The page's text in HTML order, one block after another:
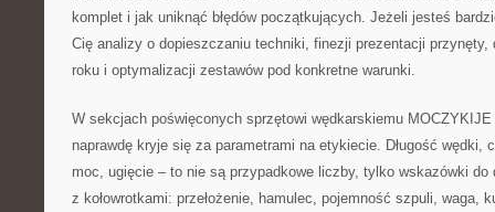
komplet i jak uniknąć błędów początkujących. Jeżeli jesteś
Cię analizy o dopieszczaniu techniki, finezji prezentacji przynęty,
roku i optymalizacji zestawów pod konkretne warunki.
W sekcjach poświęconych sprzętowi wędkarskiemu
naprawdę kryje się za parametrami na etykiecie. Długość wędki,
moc, ugięcie – to nie są przypadkowe liczby, tylko wskazówki do
z kołowrotkami: przełożenie, hamulec, pojemność szpuli, waga,